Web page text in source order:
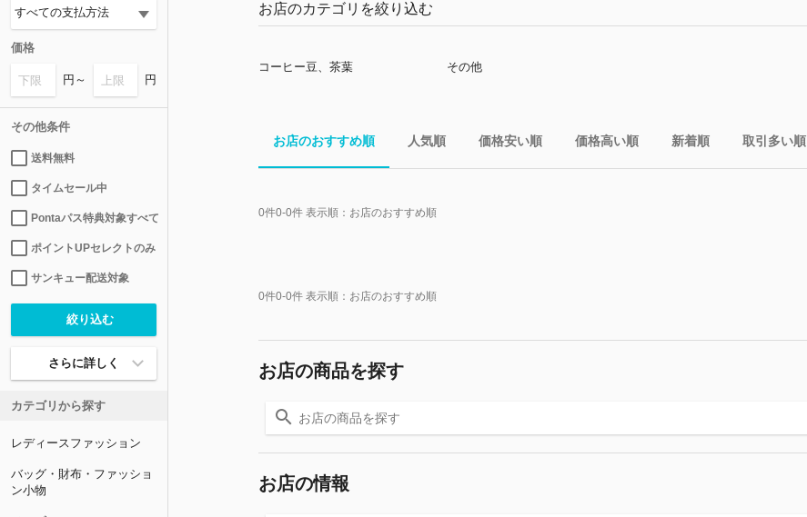
お店のカテゴリを絞り込む
コーヒー豆、茶葉 その他
お店のおすすめ順 人気順 価格安い順 価格高い順 新着順 取引多い順
0件0-0件 表示順： お店のおすすめ順
0件0-0件 表示順： お店のおすすめ順
お店の商品を探す
お店の情報
価格
円～ 円
その他条件
送料無料
タイムセール中
Pontaパス特典対象すべて
ポイントUPセレクトのみ
サンキュー配送対象
さらに詳しく
カテゴリから探す
レディースファッション
バッグ・財布・ファッショ
ン小物